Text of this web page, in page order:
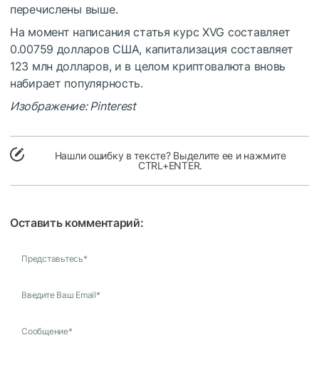
перечислены выше.
На момент написания статья курс XVG составляет
0.00759 долларов США, капитализация составляет
123 млн долларов, и в целом криптовалюта вновь
набирает популярность.
Изображение: Pinterest
Нашли ошибку в тексте? Выделите ее и нажмите
CTRL+ENTER.
Оставить комментарий:
Представьтесь*
Введите Ваш Email*
Сообщение*